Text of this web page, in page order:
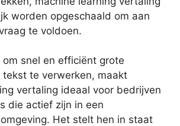
worden opgeschaald om aan
te voldoen.
om snel en efficiënt grote
tekst te verwerken, maakt
vertaling ideaal voor bedrijven
die actief zijn in een
Het stelt hen in staat